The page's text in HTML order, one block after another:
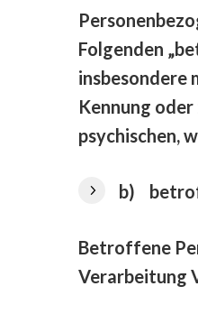
Folgenden
insbesondere
Kennung
psychischen,
b)
Betroffene
Verarbeitung